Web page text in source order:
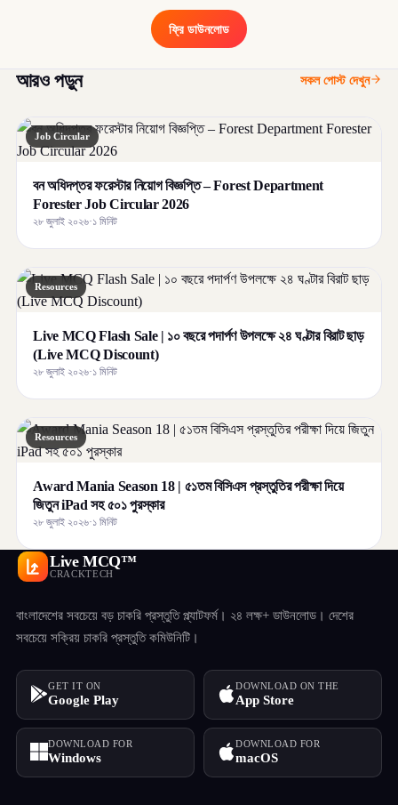
ফ্রি ডাউনলোড
আরও পড়ুন সকল পোস্ট দেখুন
Job Circular
বন অধিদপ্তর ফরেস্টার নিয়োগ বিজ্ঞপ্তি – Forest Department
Forester Job Circular 2026
২৮ জুলাই ২০২৬·১ মিনিট
Resources
Live MCQ Flash Sale | ১০ বছরে পদার্পণ উপলক্ষে ২৪ ঘণ্টার বিরাট ছাড়
(Live MCQ Discount)
২৮ জুলাই ২০২৬·১ মিনিট
Resources
Award Mania Season 18 | ৫১তম বিসিএস প্রস্তুতির পরীক্ষা দিয়ে
জিতুন iPad সহ ৫০১ পুরস্কার
২৮ জুলাই ২০২৬·১ মিনিট
Live MCQ™
CRACKTECH
বাংলাদেশের সবচেয়ে বড় চাকরি প্রস্তুতি প্ল্যাটফর্ম। ২৪ লক্ষ+ ডাউনলোড। দেশের
সবচেয়ে সক্রিয় চাকরি প্রস্তুতি কমিউনিটি।
GET IT ON
Google Play
DOWNLOAD ON THE
App Store
DOWNLOAD FOR
Windows
DOWNLOAD FOR
macOS